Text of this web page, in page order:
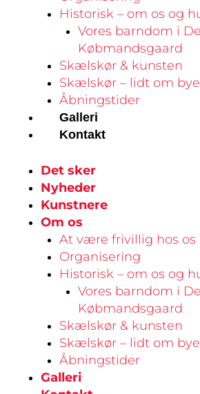
Historisk – om os og
Vores barndom i
Købmandsgaard
Skælskør & kunsten
Skælskør – lidt om
Åbningstider
Galleri
Kontakt
Det sker
Nyheder
Kunstnere
Om os
At være frivillig hos os
Organisering
Historisk – om os og
Vores barndom i
Købmandsgaard
Skælskør & kunsten
Skælskør – lidt om
Åbningstider
Galleri